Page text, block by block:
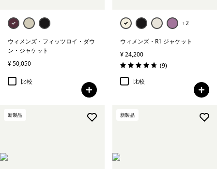
ウィメンズ・フィッツロイ・ダウ
ン・ジャケット
¥ 50,050
比較
+2
ウィメンズ・R1 ジャケット
¥ 24,200
評価: 4.8 / 5
(9レビュー
)
比較
新製品 新製品